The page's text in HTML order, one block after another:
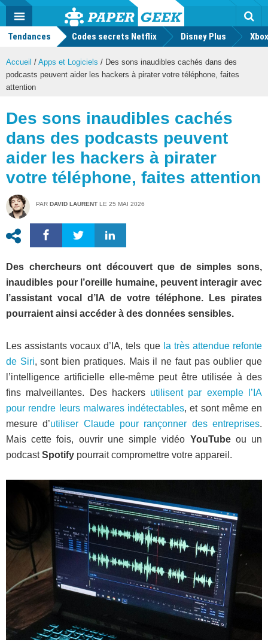
Actu
geek
MENU
Tendances Codes secrets Netflix Disney Plus
Accueil / Apps et Logiciels / Des sons inaudibles cachés dans des
podcasts peuvent aider les hackers à pirater votre téléphone, faites
attention
Des sons inaudibles cachés
dans des podcasts peuvent
aider les hackers à pirater
votre téléphone, faites attention
PAR DAVID LAURENT LE 25 MAI 2026
Des chercheurs ont découvert que de simples sons,
inaudibles pour l’oreille humaine, peuvent interagir avec
l’assistant vocal d’IA de votre téléphone. Les pirates
pourraient ainsi accéder à des données sensibles.
Les assistants vocaux d’IA, tels que la très attendue refonte
de Siri, sont bien pratiques. Mais il ne faut pas oublier que
l’intelligence artificielle elle-même peut être utilisée à des
fins malveillantes. Des hackers utilisent par exemple l’IA
pour rendre leurs malwares indétectables, et sont même en
mesure d’utiliser Claude pour rançonner des entreprises.
Mais cette fois, ouvrir une simple vidéo YouTube ou un
podcastSpotify pourrait compromettre votre appareil.
Mode
FacebookTwitter Youtube